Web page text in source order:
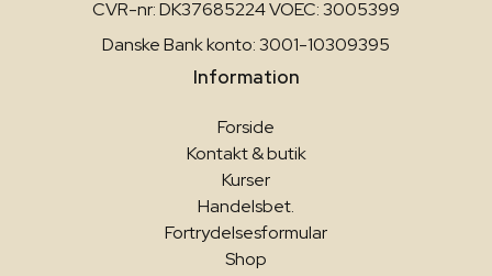
CVR-nr: DK37685224 VOEC: 3005399
Danske Bank konto: 3001-10309395
Information
Forside
Kontakt & butik
Kurser
Handelsbet.
Fortrydelsesformular
Shop